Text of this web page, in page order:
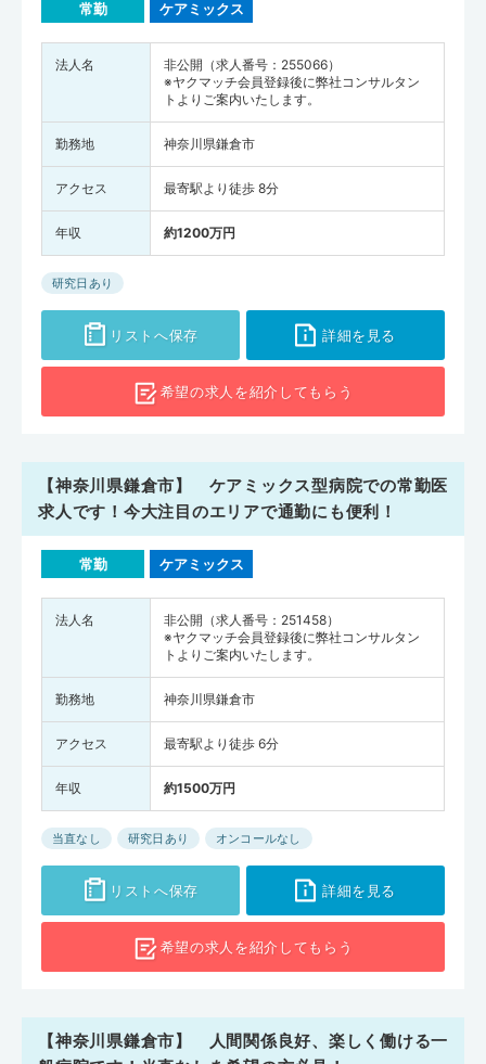
常勤 ケアミックス
法人名
非公開（求人番号：255066）
※ヤクマッチ会員登録後に弊社コンサルタン
トよりご案内いたします。
勤務地 神奈川県鎌倉市
アクセス 最寄駅より徒歩 8分
年収 約1200万円
研究日あり
リストへ保存 詳細を見る
希望の求人を紹介してもらう
【神奈川県鎌倉市】 ケアミックス型病院での常勤医
求人です！今大注目のエリアで通勤にも便利！
常勤 ケアミックス
法人名
非公開（求人番号：251458）
※ヤクマッチ会員登録後に弊社コンサルタン
トよりご案内いたします。
勤務地 神奈川県鎌倉市
アクセス 最寄駅より徒歩 6分
年収 約1500万円
当直なし 研究日あり オンコールなし
リストへ保存 詳細を見る
希望の求人を紹介してもらう
【神奈川県鎌倉市】 人間関係良好、楽しく働ける一